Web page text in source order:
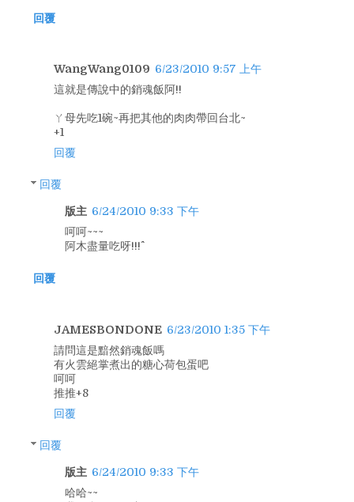
回覆
WangWang0109 6/23/2010 9:57 上午
這就是傳說中的銷魂飯阿!!
ㄚ母先吃1碗~再把其他的肉肉帶回台北~
+1
回覆
回覆
版主 6/24/2010 9:33 下午
呵呵~~~
阿木盡量吃呀!!!^^
回覆
JAMESBONDONE 6/23/2010 1:35 下午
請問這是黯然銷魂飯嗎
有火雲絕掌煮出的糖心荷包蛋吧
呵呵
推推+8
回覆
回覆
版主 6/24/2010 9:33 下午
哈哈~~